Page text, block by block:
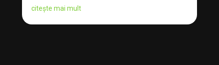
citește mai mult